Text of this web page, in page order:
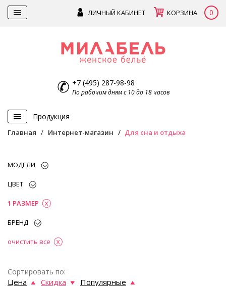
ЛИЧНЫЙ КАБИНЕТ КОРЗИНА 0
+7 (495) 287-98-98
По рабочим дням с 10 до 18 часов
Продукция
Главная Интернет-магазин Для сна и отдыха
МОДЕЛИ
ЦВЕТ
1 РАЗМЕР
БРЕНД
очистить все
Сортировать по:
Цена Скидка Популярные